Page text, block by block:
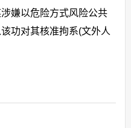
嫌以危险方式风险公共
功对其核准拘系(文外人